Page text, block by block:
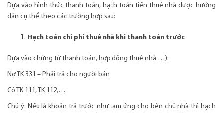
Dựa vào hình thức thanh toán, hạch toán tiền thuê nhà được hướng
dẫn cụ thể theo các trường hợp sau:
Hạch toán chi phí thuê nhà khi thanh toán trước
Dựa vào chứng từ thanh toán, hợp đồng thuê nhà …):
Nợ TK 331 – Phải trả cho người bán
Có TK 111, TK 112,…
Chú ý: Nếu là khoản trả trước như tạm ứng cho bên chủ nhà thì hạch